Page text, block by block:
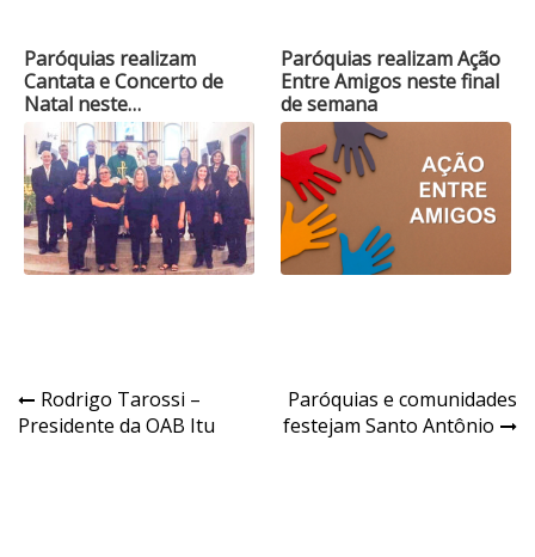
Paróquias realizam
Cantata e Concerto de
Natal neste…
Paróquias realizam Ação
Entre Amigos neste final
de semana
Navegação
de
Rodrigo Tarossi –
Presidente da OAB Itu
Paróquias e comunidades
festejam Santo Antônio